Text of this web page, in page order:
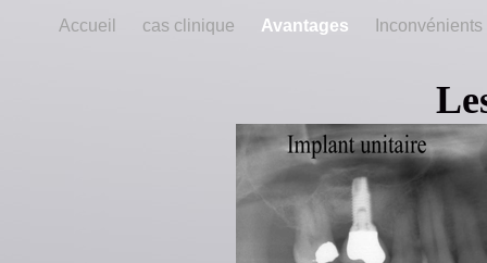
Accueil cas clinique Avantages Inconvénients